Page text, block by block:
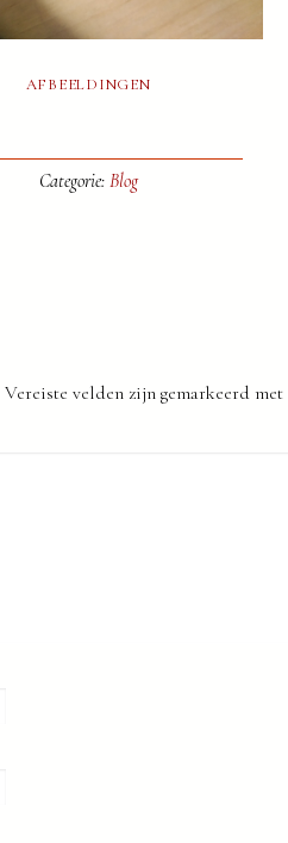
AFBEELDINGEN
Categorie: Blog
Vereiste velden zijn gemarkeerd met